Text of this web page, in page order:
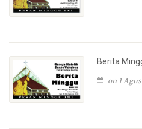
Berita
on 1